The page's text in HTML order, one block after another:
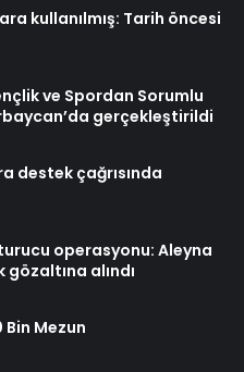
kullanılmış: Tarih öncesi
ve Spordan Sorumlu
gerçekleştirildi
destek çağrısında
operasyonu: Aleyna
gözaltına alındı
Mezun